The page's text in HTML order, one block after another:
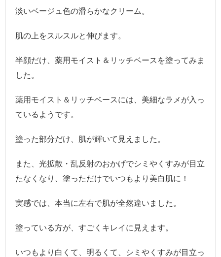
淡いベージュ色の滑らかなクリーム。
肌の上をスルスルと伸びます。
半顔だけ、薬用モイスト＆リッチベースを塗ってみま
した。
薬用モイスト＆リッチベースには、美細なラメが入っ
ているようです。
塗った部分だけ、肌が輝いて見えました。
また、光拡散・乱反射のおかげでシミやくすみが目立
たなくなり、塗っただけでいつもより美白肌に！
実感では、本当に左右で肌が全然違いました。
塗っている方が、すごくキレイに見えます。
いつもより白くて、明るくて、シミやくすみが目立っ